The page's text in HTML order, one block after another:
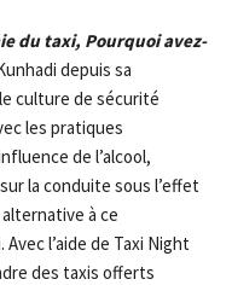
du taxi, Pourquoi avez-
depuis sa
culture de sécurité
les pratiques
de l’alcool,
la conduite sous l’effet
alternative à ce
l’aide de Taxi Night
des taxis offerts